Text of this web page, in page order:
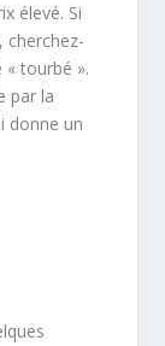
élevé. Si
cherchez-
tourbé ».
par la
donne un